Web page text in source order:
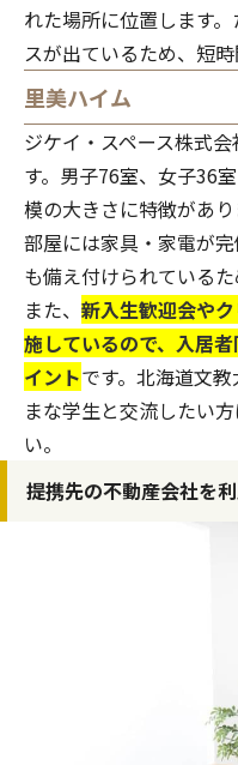
れた場所に位置します
スが出ているため、短時
里美ハイム
ジケイ・スペース株式
す。男子76室、女子36
模の大きさに特徴があり
部屋には家具・家電が
も備え付けられている
また、 新入生歓迎会や
施しているので、入居
イントです。北海道文
まな学生と交流したい
い。
提携先の不動産会社を